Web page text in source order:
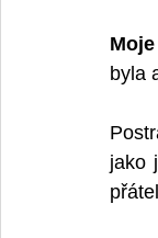
byla
jako